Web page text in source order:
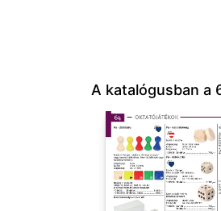
A katalógusban a